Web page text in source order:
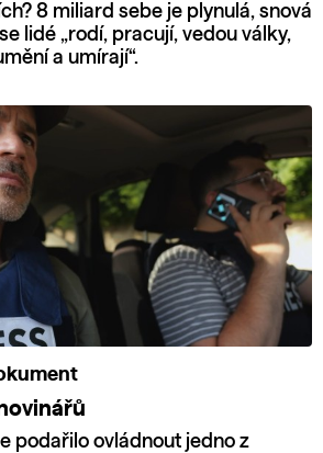
8 miliard sebe je plynulá, snová
lidé „rodí, pracují, vedou války,
a umírají“.
podařilo ovládnout jedno z